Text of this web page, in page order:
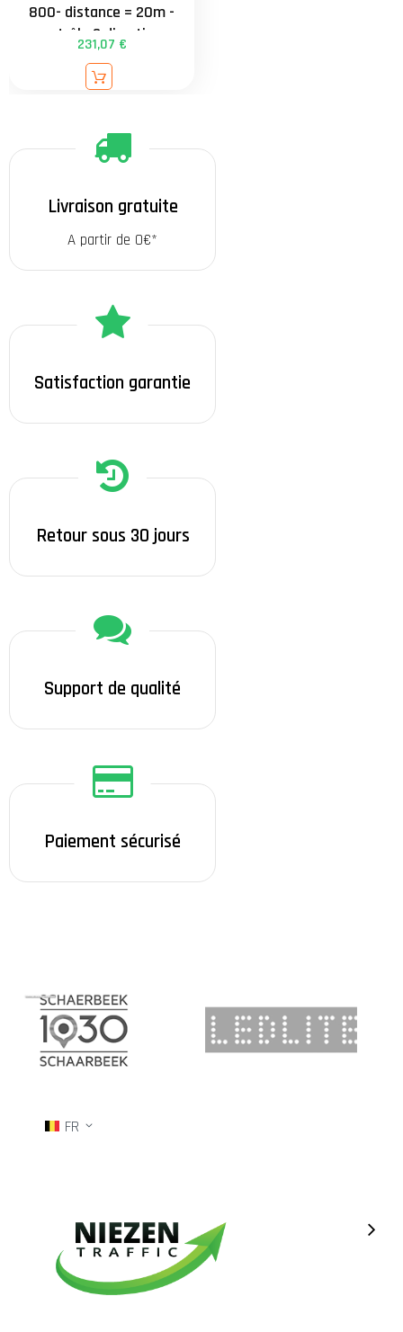
800- distance = 20m -
contrôle 2 directions
externe - attache
universelle de 34 à
231,07 €
Livraison gratuite
A partir de 0€*
Satisfaction garantie
Retour sous 30 jours
Support de qualité
Paiement sécurisé
FR